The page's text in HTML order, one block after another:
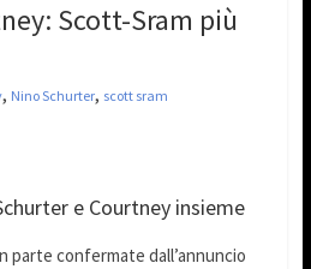
Scott-Sram più
, Nino Schurter, scott sram
e Courtney insieme
parte confermate dall’annuncio